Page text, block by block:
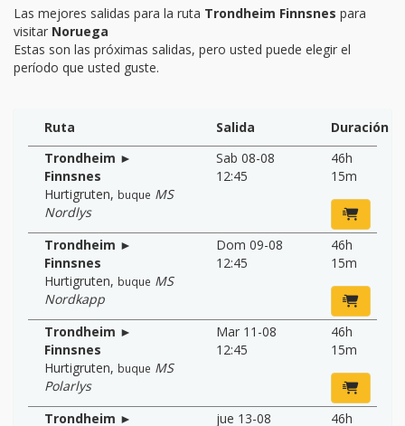
Las mejores salidas para la ruta Trondheim Finnsnes para
visitar Noruega
Estas son las próximas salidas, pero usted puede elegir el
período que usted guste.
Ruta Salida
Duración
Trondheim ►
Finnsnes
Hurtigruten, buque MS
Nordlys
Sab 08-08
12:45
46h
15m
Trondheim ►
Finnsnes
Hurtigruten, buque MS
Nordkapp
Dom 09-08
12:45
46h
15m
Trondheim ►
Finnsnes
Hurtigruten, buque MS
Polarlys
Mar 11-08
12:45
46h
15m
Trondheim ►
jue 13-08
46h